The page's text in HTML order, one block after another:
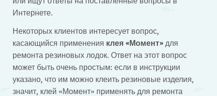
Интернете.
Некоторых клиентов интересует вопрос,
касающийся применения клея «Момент»для
ремонта резиновых лодок. Ответ на этот вопрос
может быть очень простым: если в инструкции
указано, что им можно клеить резиновые изделия,
значит, клей «Момент» применять для ремонта